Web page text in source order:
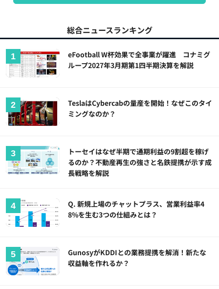
総合ニュースランキング
eFootball W杯効果で全事業が躍進 コナミグ
ループ2027年3月期第1四半期決算を解説
TeslaはCybercabの量産を開始！なぜこのタイ
ミングなのか？
トーセイはなぜ半期で通期利益の9割超を稼げ
るのか？不動産再生の強さと名鉄提携が示す成
長戦略を解説
Q. 新規上場のチャットプラス、営業利益率4
8%を生む3つの仕組みとは？
GunosyがKDDIとの業務提携を解消！新たな
収益軸を作れるか？